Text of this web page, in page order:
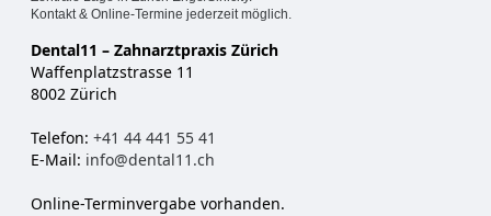
Kontakt & Online-Termine jederzeit möglich.
Dental11 – Zahnarztpraxis Zürich
Waffenplatzstrasse 11
8002 Zürich
Telefon: +41 44 441 55 41
E-Mail: info@dental11.ch
Online-Terminvergabe vorhanden.